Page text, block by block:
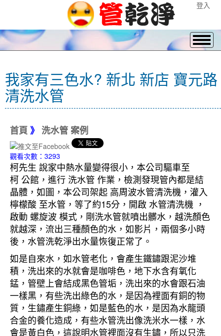
登入
我家有三色水? 新北 新店 寶元路
清洗水管
首頁 》 洗水管 案例
觀看次數：3293
柯先生 說家中熱水量變得很小，本公司驅車至
柯 公館，進行 洗水管 作業，檢測發現管內都是結
晶體，如圖，本公司架起 高周波水管清洗機，灌入
檸檬酸 至水管，等了約15分，開啟 水管清洗機 ，
啟動 螺旋波 模式，剛洗水管就噴出髒水，越洗顏色
就越深，流出三種顏色的水，如影片，兩個多小時
後，水管洗乾淨出水量恢復正常了。
如是自來水，如水管老化，會產生鐵鏽跟泥沙堆
積，洗出來的水就會是咖啡色，地下水含有氧化
錳，管壁上會結成黑色管垢，洗出來的水會跟石油
一樣黑，有些洗出綠色的水，是因為裡面有銅的物
質，生鏽產生銅綠，如是藍色的水，是因為水龍頭
合金的養化造成，有些水管洗出像洗米水一樣，水
會是黃白色，這說明水管裡面沒有生鏽，所以只洗